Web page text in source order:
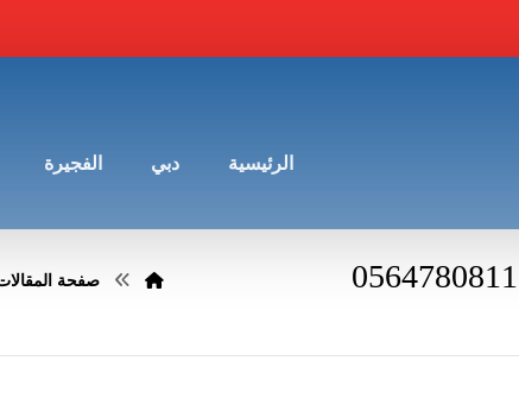
الرئيسية دبي الفجيرة
صفحة